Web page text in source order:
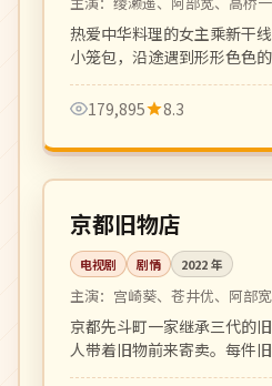
热爱中华料理的女主乘新干
小笼包，沿途遇到形形色色
公路喜剧。
179,895
8.3
日本
高分
京都旧物店
电视剧 剧情 2022年
主演： 宫崎葵、苍井优、阿部宽
京都先斗町一家继承三代的
人带着旧物前来寄卖。每件
故事，温柔克制。